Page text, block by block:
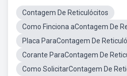
Contagem De Reticulócitos
Como Finciona aContagem De
Placa ParaContagem De
Corante ParaContagem De
Como SolicitarContagem De